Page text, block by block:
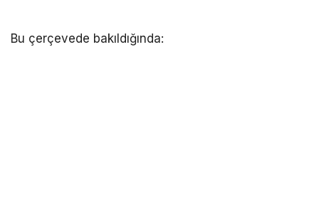
Bu çerçevede bakıldığında: